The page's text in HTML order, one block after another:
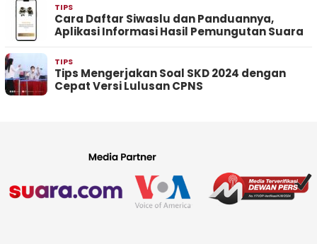
TIPS
Cara Daftar Siwaslu dan Panduannya,
Aplikasi Informasi Hasil Pemungutan Suara
TIPS
Tips Mengerjakan Soal SKD 2024 dengan
Cepat Versi Lulusan CPNS